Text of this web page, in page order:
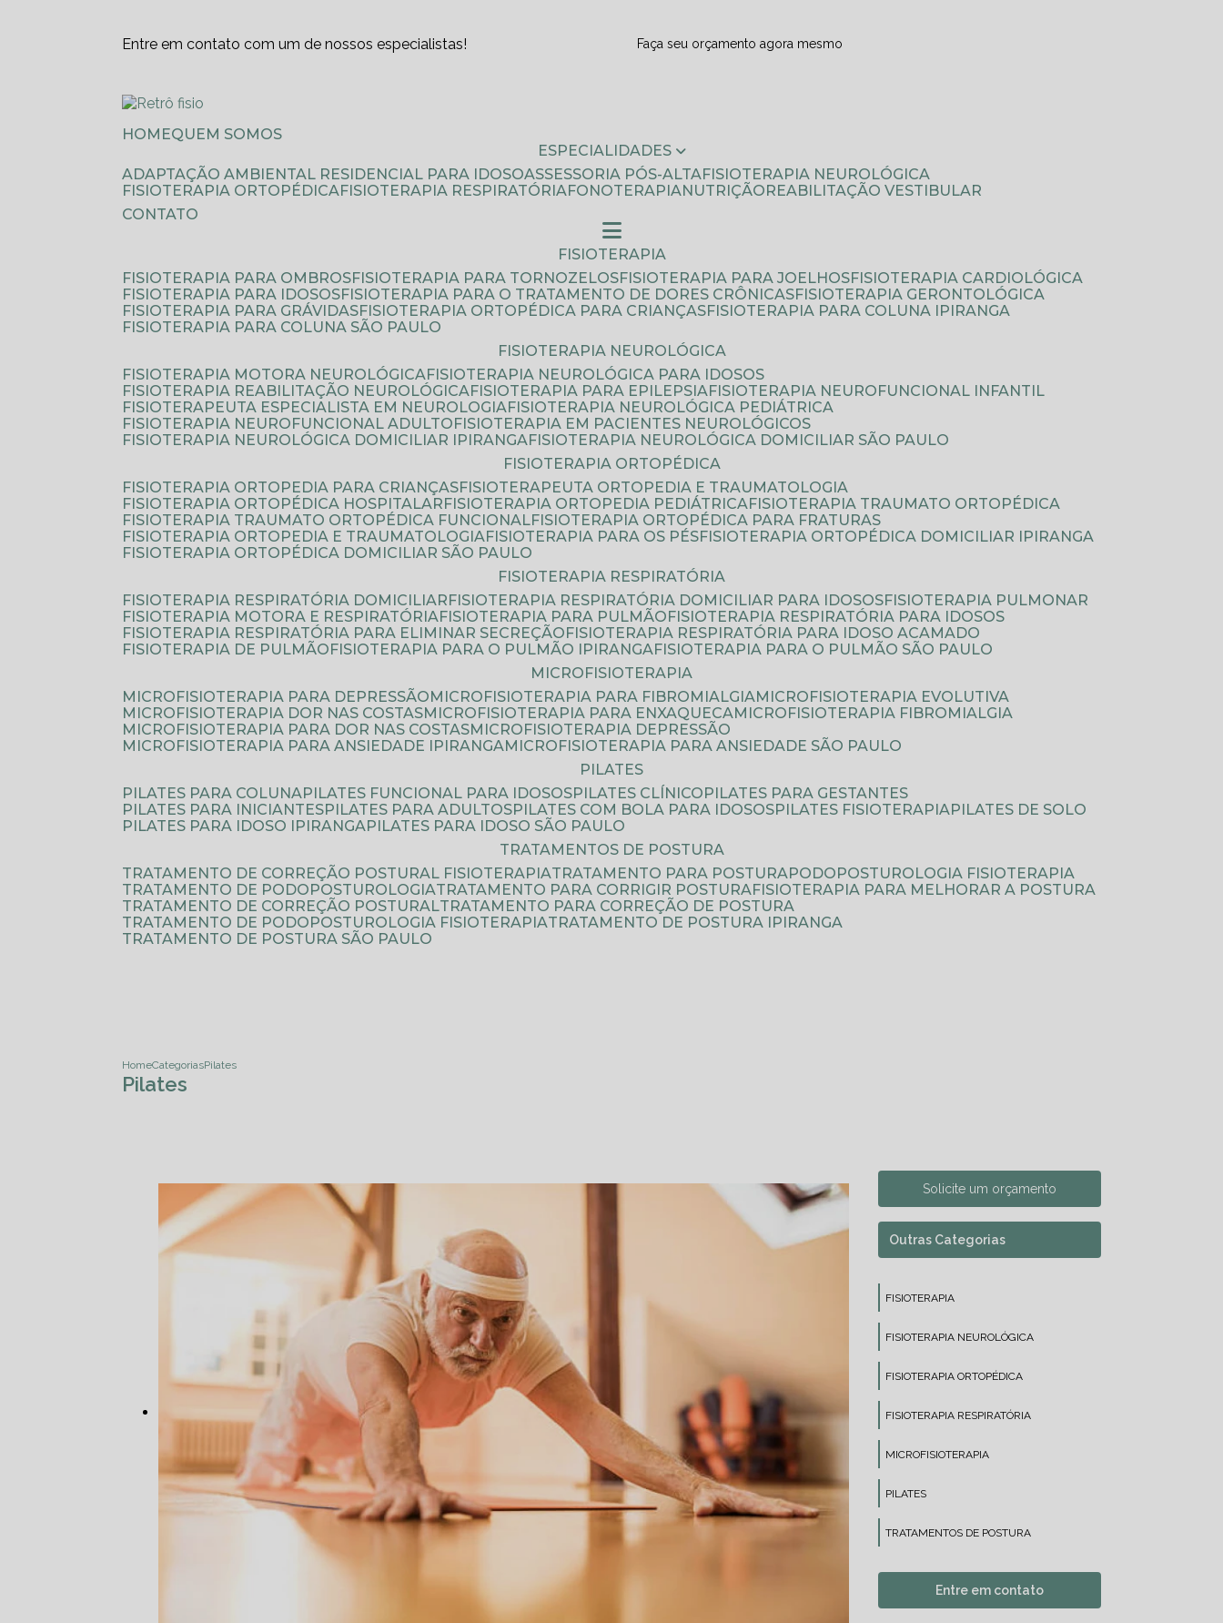
Entre em contato com um de nossos especialistas! Faça seu orçamento agora mesmo
HOME
QUEM SOMOS
ESPECIALIDADES
ADAPTAÇÃO AMBIENTAL RESIDENCIAL PARA IDOSO
ASSESSORIA PÓS-ALTA
FISIOTERAPIA NEUROLÓGICA
FISIOTERAPIA ORTOPÉDICA
FISIOTERAPIA RESPIRATÓRIA FONOTERAPIA NUTRIÇÃO
REABILITAÇÃO VESTIBULAR
CONTATO
FISIOTERAPIA
FISIOTERAPIA PARA OMBROS
FISIOTERAPIA PARA TORNOZELOS FISIOTERAPIA PARA JOELHOS
FISIOTERAPIA CARDIOLÓGICA
FISIOTERAPIA PARA IDOSOS
FISIOTERAPIA PARA O TRATAMENTO DE DORES CRÔNICAS
FISIOTERAPIA GERONTOLÓGICA
FISIOTERAPIA PARA GRÁVIDAS
FISIOTERAPIA ORTOPÉDICA PARA CRIANÇAS
FISIOTERAPIA PARA COLUNA IPIRANGA
FISIOTERAPIA PARA COLUNA SÃO PAULO
FISIOTERAPIA NEUROLÓGICA
FISIOTERAPIA MOTORA NEUROLÓGICA
FISIOTERAPIA NEUROLÓGICA PARA IDOSOS
FISIOTERAPIA REABILITAÇÃO NEUROLÓGICA
FISIOTERAPIA PARA EPILEPSIA
FISIOTERAPIA NEUROFUNCIONAL INFANTIL
FISIOTERAPEUTA ESPECIALISTA EM NEUROLOGIA
FISIOTERAPIA NEUROLÓGICA PEDIÁTRICA
FISIOTERAPIA NEUROFUNCIONAL ADULTO
FISIOTERAPIA EM PACIENTES NEUROLÓGICOS
FISIOTERAPIA NEUROLÓGICA DOMICILIAR IPIRANGA
FISIOTERAPIA NEUROLÓGICA DOMICILIAR SÃO PAULO
FISIOTERAPIA ORTOPÉDICA
FISIOTERAPIA ORTOPEDIA PARA CRIANÇAS
FISIOTERAPEUTA ORTOPEDIA E TRAUMATOLOGIA
FISIOTERAPIA ORTOPÉDICA HOSPITALAR
FISIOTERAPIA ORTOPEDIA PEDIÁTRICA
FISIOTERAPIA TRAUMATO ORTOPÉDICA
FISIOTERAPIA TRAUMATO ORTOPÉDICA FUNCIONAL
FISIOTERAPIA ORTOPÉDICA PARA FRATURAS
FISIOTERAPIA ORTOPEDIA E TRAUMATOLOGIA
FISIOTERAPIA PARA OS PÉS
FISIOTERAPIA ORTOPÉDICA DOMICILIAR IPIRANGA
FISIOTERAPIA ORTOPÉDICA DOMICILIAR SÃO PAULO
FISIOTERAPIA RESPIRATÓRIA
FISIOTERAPIA RESPIRATÓRIA DOMICILIAR
FISIOTERAPIA RESPIRATÓRIA DOMICILIAR PARA IDOSOS
FISIOTERAPIA PULMONAR
FISIOTERAPIA MOTORA E RESPIRATÓRIA
FISIOTERAPIA PARA PULMÃO
FISIOTERAPIA RESPIRATÓRIA PARA IDOSOS
FISIOTERAPIA RESPIRATÓRIA PARA ELIMINAR SECREÇÃO
FISIOTERAPIA RESPIRATÓRIA PARA IDOSO ACAMADO
FISIOTERAPIA DE PULMÃO
FISIOTERAPIA PARA O PULMÃO IPIRANGA
FISIOTERAPIA PARA O PULMÃO SÃO PAULO
MICROFISIOTERAPIA
MICROFISIOTERAPIA PARA DEPRESSÃO
MICROFISIOTERAPIA PARA FIBROMIALGIA
MICROFISIOTERAPIA EVOLUTIVA
MICROFISIOTERAPIA DOR NAS COSTAS
MICROFISIOTERAPIA PARA ENXAQUECA
MICROFISIOTERAPIA FIBROMIALGIA
MICROFISIOTERAPIA PARA DOR NAS COSTAS
MICROFISIOTERAPIA DEPRESSÃO
MICROFISIOTERAPIA PARA ANSIEDADE IPIRANGA
MICROFISIOTERAPIA PARA ANSIEDADE SÃO PAULO
PILATES
PILATES PARA COLUNA
PILATES FUNCIONAL PARA IDOSOS PILATES CLÍNICO
PILATES PARA GESTANTES
PILATES PARA INICIANTES
PILATES PARA ADULTOS PILATES COM BOLA PARA IDOSOS PILATES FISIOTERAPIA
PILATES DE SOLO
PILATES PARA IDOSO IPIRANGA
PILATES PARA IDOSO SÃO PAULO
TRATAMENTOS DE POSTURA
TRATAMENTO DE CORREÇÃO POSTURAL FISIOTERAPIA
TRATAMENTO PARA POSTURA
PODOPOSTUROLOGIA FISIOTERAPIA
TRATAMENTO DE PODOPOSTUROLOGIA
TRATAMENTO PARA CORRIGIR POSTURA
FISIOTERAPIA PARA MELHORAR A POSTURA
TRATAMENTO DE CORREÇÃO POSTURAL
TRATAMENTO PARA CORREÇÃO DE POSTURA
TRATAMENTO DE PODOPOSTUROLOGIA FISIOTERAPIA
TRATAMENTO DE POSTURA IPIRANGA
TRATAMENTO DE POSTURA SÃO PAULO
HomeCategoriasPilates
Pilates
Solicite um orçamento
Outras Categorias
FISIOTERAPIA
FISIOTERAPIA NEUROLÓGICA
FISIOTERAPIA ORTOPÉDICA
FISIOTERAPIA RESPIRATÓRIA
MICROFISIOTERAPIA
PILATES
TRATAMENTOS DE POSTURA
Entre em contato